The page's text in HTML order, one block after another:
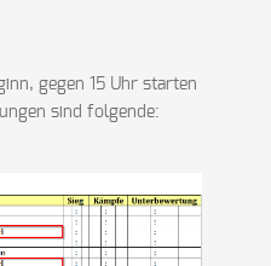
gegen 15 Uhr starten
sind folgende: